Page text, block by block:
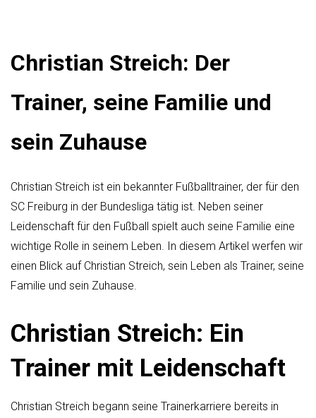
Christian Streich: Der
Trainer, seine Familie und
sein Zuhause
Christian Streich ist ein bekannter Fußballtrainer, der für den
SC Freiburg in der Bundesliga tätig ist. Neben seiner
Leidenschaft für den Fußball spielt auch seine Familie eine
wichtige Rolle in seinem Leben. In diesem Artikel werfen wir
einen Blick auf Christian Streich, sein Leben als Trainer, seine
Familie und sein Zuhause.
Christian Streich: Ein
Trainer mit Leidenschaft
Christian Streich begann seine Trainerkarriere bereits in